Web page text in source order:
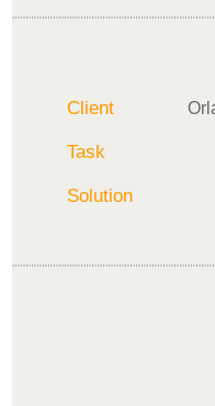
Client
Task
Solution